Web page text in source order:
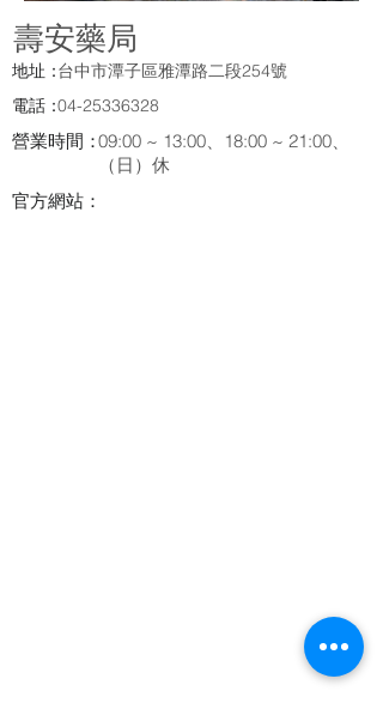
壽安藥局
地址：台中市潭子區雅潭路二段254號
電話：04-25336328
09:00 ~ 13:00、18:00 ~ 21:00、
（日）休
營業時間：
官方網站：